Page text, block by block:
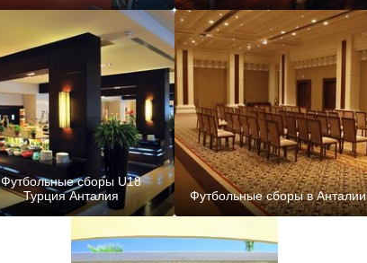
Футбольные сборы U18
Турция Анталия
Футбольные сборы в Анталии